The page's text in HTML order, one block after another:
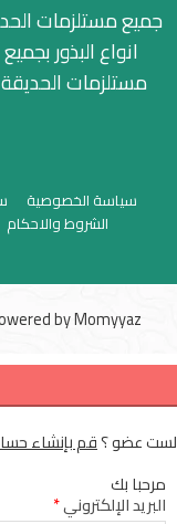
جميع مستلزمات
انواع البذور
مستلزمات
سياسة الخصوصية
الشروط والاحكام
byMomyyaz
لست عضو ؟قم بإنشاء
مرحبا بك
البريد الإلكتروني*